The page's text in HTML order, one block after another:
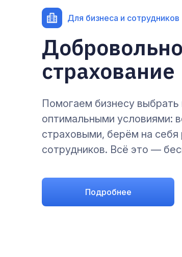
Для бизнеса и сотрудников
страхование
Помогаем бизнесу
оптимальными условиями:
страховыми, берём на
сотрудников. Всё это —
Подробнее